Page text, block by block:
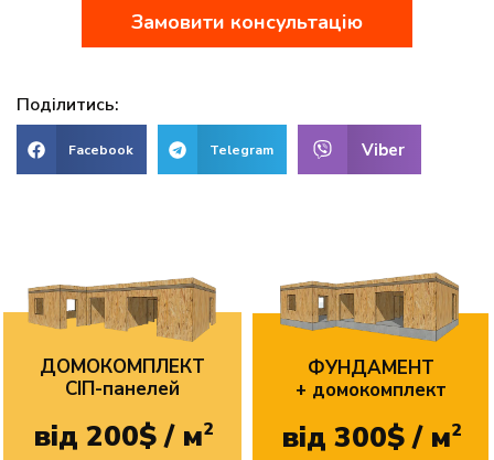
Замовити консультацію
Поділитись:
Facebook Telegram Viber
ДОМОКОМПЛЕКТ
CІП-панелей
від 200$ / м2
ФУНДАМЕНТ
+ домокомплект
від 300$ / м2